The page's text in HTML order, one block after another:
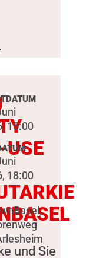
USE
und Sie
15:00
18:00